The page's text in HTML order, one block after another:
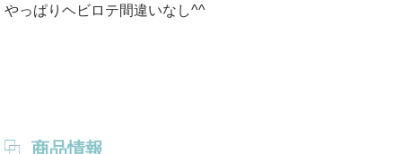
やっぱりヘビロテ間違いなし^^
商品情報